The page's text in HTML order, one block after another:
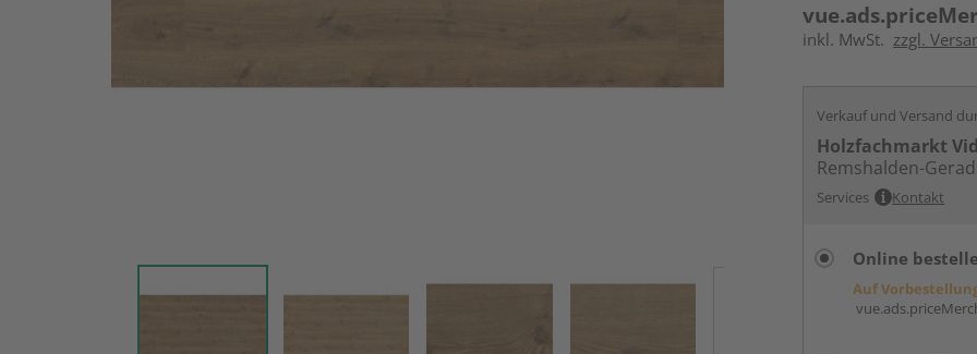
inkl. MwSt. zzgl.
Verkauf und Versand
Holzfachmarkt
Remshalden-
Services Kontakt
Online
Auf